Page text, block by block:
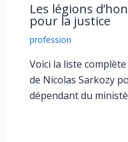
Les légions
pour la justice
profession
Voici la liste
de Nicolas Sarkozy
dépendant du